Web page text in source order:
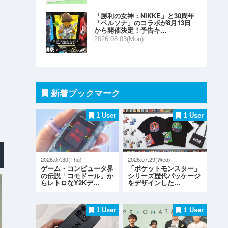
「勝利の女神：NIKKE」と30周年
「ペルソナ」のコラボが8月13日
から開催決定！予告キ…
2026.08.03(Mon)
新着ブックマーク
1 User
2026.07.30(Thu)
ゲーム・コンピュータ界
の伝説「コモドール」か
らレトロなY2Kデ…
1 User
2026.07.29(Wed)
「ポケットモンスター」
シリーズ歴代パッケージ
をデザインした…
1 User 1 User